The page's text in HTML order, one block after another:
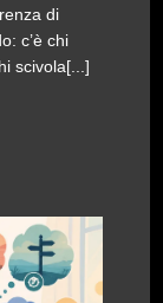
di
c’è chi
scivola[...]